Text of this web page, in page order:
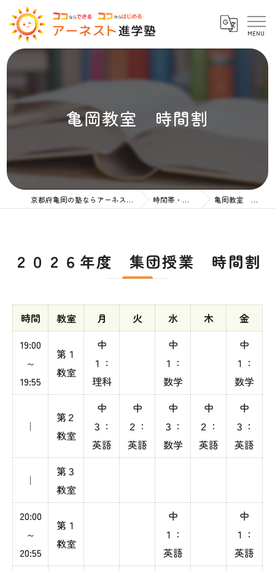
亀岡教室 時間割
京都府亀岡の塾ならアーネスト進学塾 時間帯・授業料 亀岡教室 時間割
２０２６年度 集団授業 時間割
時間 教室 月 火 水 木
金
19:00
～
19:55
第１
教室
中
１：
理科
中
１：
数学
中
１：
数学
｜
第２
教室
中
３：
英語
中
２：
英語
中
３：
数学
中
２：
英語
中
３：
英語
｜
第３
教室
20:00
～
20:55
第１
教室
中
１：
英語
中
１：
英語